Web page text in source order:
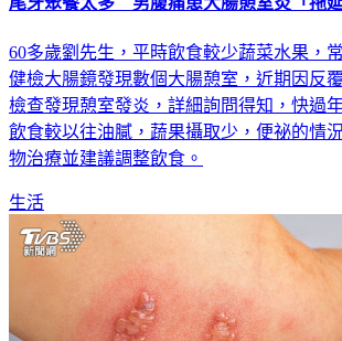
60多歲劉先生，平時飲食較少蔬菜水果，
健檢大腸鏡發現數個大腸憩室，近期因反
檢查發現憩室發炎，詳細詢問得知，快過
飲食較以往油膩，蔬果攝取少，便祕的情
物治療並建議調整飲食。
生活